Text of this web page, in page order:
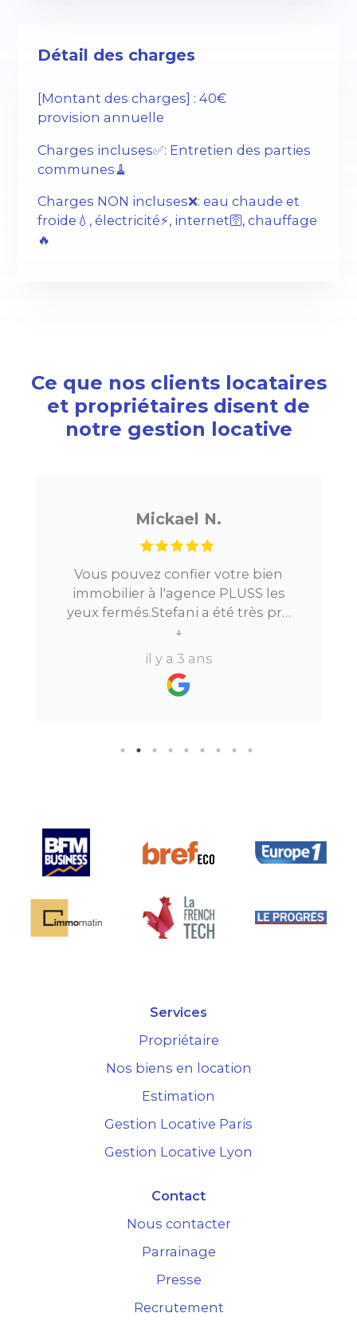
Détail des charges
[Montant des charges] : 40€
provision annuelle
Charges incluses✅: Entretien des parties
communes🧹
Charges NON incluses❌: eau chaude et
froide💧, électricité⚡️, internet🛜, chauffage
🔥
Ce que nos clients locataires
et propriétaires disent de
notre gestion locative
Mickael N.
Vous pouvez confier votre bien
immobilier à l'agence PLUSS les
yeux fermés.Stefani a été très pro
tout au long du processus.Très
réactive, elle a su répondre à
toutes mes questions en moins de
24h par email ou par
supplémentaire est très bien
↓
il y a 3 ans
Services
Propriétaire
Nos biens en location
Estimation
Gestion Locative Paris
Gestion Locative Lyon
Contact
Nous contacter
Parrainage
Presse
Recrutement